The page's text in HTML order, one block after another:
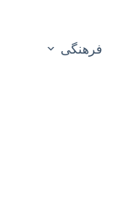
فرهنگی